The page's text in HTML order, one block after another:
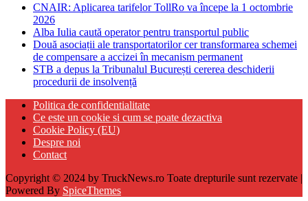
CNAIR: Aplicarea tarifelor TollRo va începe la 1 octombrie
2026
Alba Iulia caută operator pentru transportul public
Două asociații ale transportatorilor cer transformarea schemei
de compensare a accizei în mecanism permanent
STB a depus la Tribunalul București cererea deschiderii
procedurii de insolvență
Politica de confidentialitate
Ce este un cookie si cum se poate dezactiva
Cookie Policy (EU)
Despre noi
Contact
Copyright © 2024 by TruckNews.ro Toate drepturile sunt rezervate |
Powered By SpiceThemes